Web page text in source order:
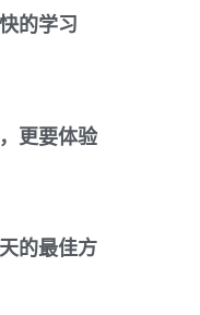
的学习
更要体验
的最佳方